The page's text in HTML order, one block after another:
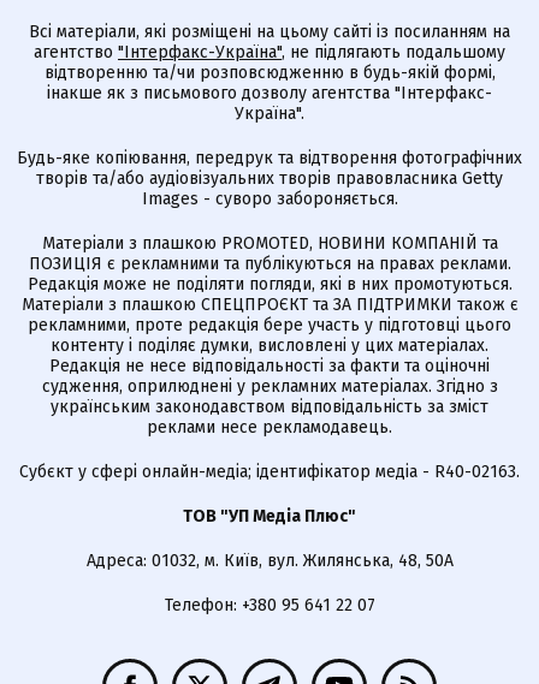
Всі матеріали, які розміщені на цьому сайті із посиланням на
агентство "Інтерфакс-Україна", не підлягають подальшому
відтворенню та/чи розповсюдженню в будь-якій формі,
інакше як з письмового дозволу агентства "Інтерфакс-
Україна".
Будь-яке копіювання, передрук та відтворення фотографічних
творів та/або аудіовізуальних творів правовласника Getty
Images - суворо забороняється.
Матеріали з плашкою PROMOTED, НОВИНИ КОМПАНІЙ та
ПОЗИЦІЯ є рекламними та публікуються на правах реклами.
Редакція може не поділяти погляди, які в них промотуються.
Матеріали з плашкою СПЕЦПРОЄКТ та ЗА ПІДТРИМКИ також є
рекламними, проте редакція бере участь у підготовці цього
контенту і поділяє думки, висловлені у цих матеріалах.
Редакція не несе відповідальності за факти та оціночні
судження, оприлюднені у рекламних матеріалах. Згідно з
українським законодавством відповідальність за зміст
реклами несе рекламодавець.
Cубєкт у сфері онлайн-медіа; ідентифікатор медіа - R40-02163.
ТОВ "УП Медіа Плюс"
Адреса: 01032, м. Київ, вул. Жилянська, 48, 50А
Телефон: +380 95 641 22 07